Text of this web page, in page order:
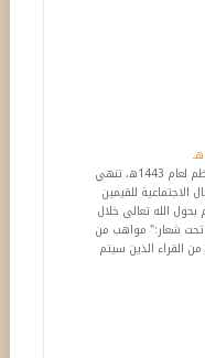
بمناسبة اقتراب حلول شهر رمضان المعظم لعام 1443ه، تنهي
للقيمين
الله تعالى خلال
تحت شعار:" مواهب من
القراء الذين سيتم